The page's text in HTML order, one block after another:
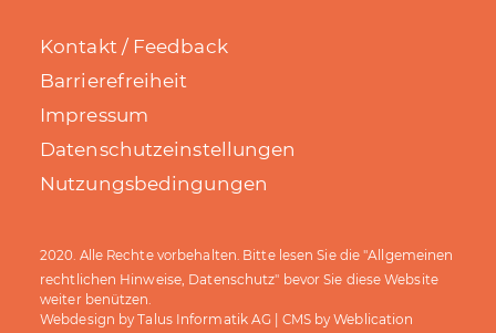
Kontakt / Feedback
Barrierefreiheit
Impressum
Datenschutzeinstellungen
Nutzungsbedingungen
2020. Alle Rechte vorbehalten. Bitte lesen Sie die "Allgemeinen
rechtlichen Hinweise, Datenschutz" bevor Sie diese Website
weiter benützen.
Webdesign byTalus Informatik AG | CMS byWeblication